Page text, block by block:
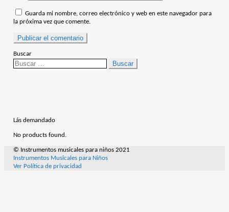
Guarda mi nombre, correo electrónico y web en este navegador para
la próxima vez que comente.
Buscar
Buscar:
Lás demandado
No products found.
© Instrumentos musicales para niños 2021
Instrumentos Musicales para Niños
Ver Política de privacidad